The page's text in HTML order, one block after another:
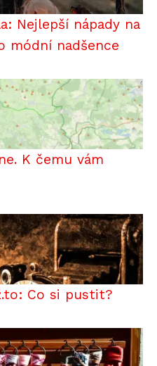
Nejlepší nápady na
módní nadšence
K čemu vám
Co si pustit?